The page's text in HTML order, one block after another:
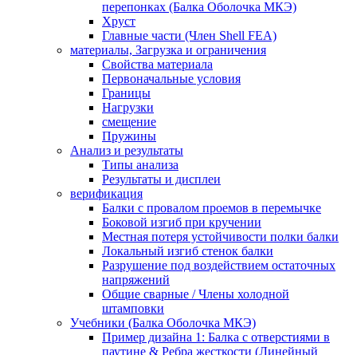
перепонках (Балка Оболочка МКЭ)
Хруст
Главные части (Член Shell FEA)
материалы, Загрузка и ограничения
Свойства материала
Первоначальные условия
Границы
Нагрузки
смещение
Пружины
Анализ и результаты
Типы анализа
Результаты и дисплеи
верификация
Балки с провалом проемов в перемычке
Боковой изгиб при кручении
Местная потеря устойчивости полки балки
Локальный изгиб стенок балки
Разрушение под воздействием остаточных
напряжений
Общие сварные / Члены холодной
штамповки
Учебники (Балка Оболочка МКЭ)
Пример дизайна 1: Балка с отверстиями в
паутине & Ребра жесткости (Линейный